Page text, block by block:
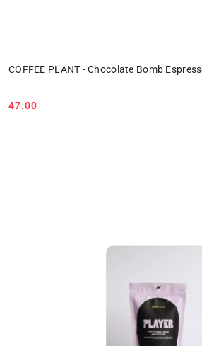
COFFEE PLANT - Chocolate Bomb
Cena:
47.00